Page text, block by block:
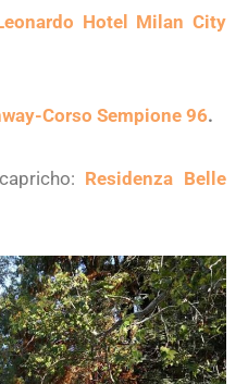
Hotel Milan City
Corso Sempione 96.
Residenza Belle